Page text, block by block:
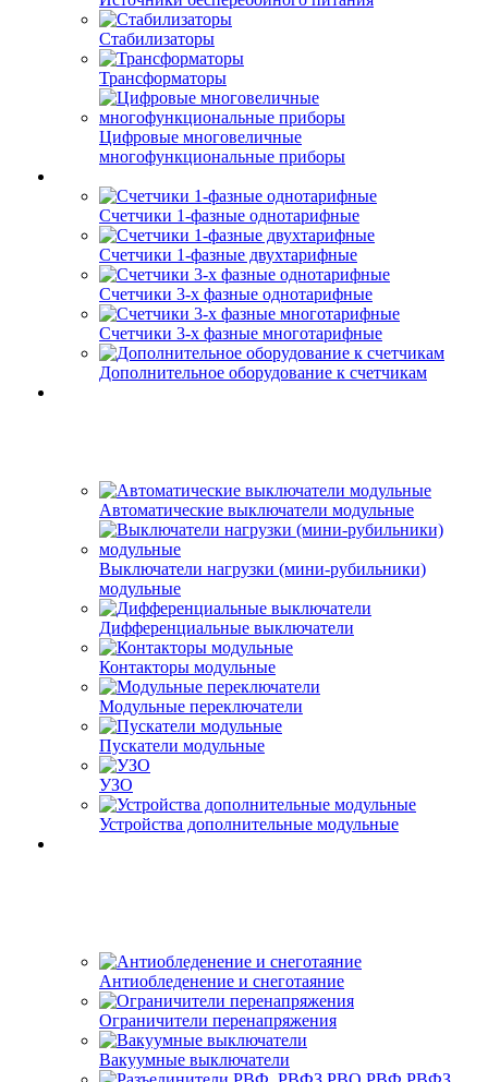
Стабилизаторы
Трансформаторы
Цифровые многовеличные
многофункциональные приборы
Счетчики 1-фазные однотарифные
Счетчики 1-фазные двухтарифные
Счетчики 3-х фазные однотарифные
Счетчики 3-х фазные многотарифные
Дополнительное оборудование к счетчикам
Автоматические выключатели модульные
Выключатели нагрузки (мини-рубильники)
модульные
Дифференциальные выключатели
Контакторы модульные
Модульные переключатели
Пускатели модульные
УЗО
Устройства дополнительные модульные
Антиобледенение и снеготаяние
Ограничители перенапряжения
Вакуумные выключатели